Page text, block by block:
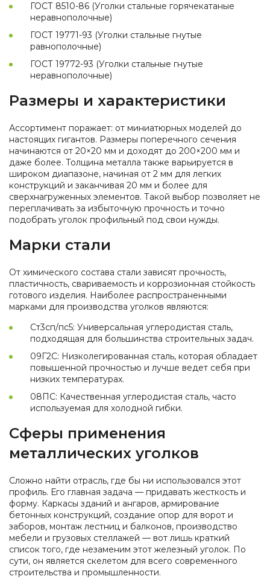
ГОСТ 8510-86 (Уголки стальные горячекатаные
неравнополочные)
ГОСТ 19771-93 (Уголки стальные гнутые
равнополочные)
ГОСТ 19772-93 (Уголки стальные гнутые
неравнополочные)
Размеры и характеристики
Ассортимент поражает: от миниатюрных моделей до
настоящих гигантов. Размеры поперечного сечения
начинаются от 20×20 мм и доходят до 200×200 мм и
даже более. Толщина металла также варьируется в
широком диапазоне, начиная от 2 мм для легких
конструкций и заканчивая 20 мм и более для
сверхнагруженных элементов. Такой выбор позволяет не
переплачивать за избыточную прочность и точно
подобрать уголок профильный под свои нужды.
Марки стали
От химического состава стали зависят прочность,
пластичность, свариваемость и коррозионная стойкость
готового изделия. Наиболее распространенными
марками для производства уголков являются:
Ст3сп/пс5: Универсальная углеродистая сталь,
подходящая для большинства строительных задач.
09Г2С: Низколегированная сталь, которая обладает
повышенной прочностью и лучше ведет себя при
низких температурах.
08ПС: Качественная углеродистая сталь, часто
используемая для холодной гибки.
Сферы применения
металлических уголков
Сложно найти отрасль, где бы ни использовался этот
профиль. Его главная задача — придавать жесткость и
форму. Каркасы зданий и ангаров, армирование
бетонных конструкций, создание опор для ворот и
заборов, монтаж лестниц и балконов, производство
мебели и грузовых стеллажей — вот лишь краткий
список того, где незаменим этот железный уголок. По
сути, он является скелетом для всего современного
строительства и промышленности.